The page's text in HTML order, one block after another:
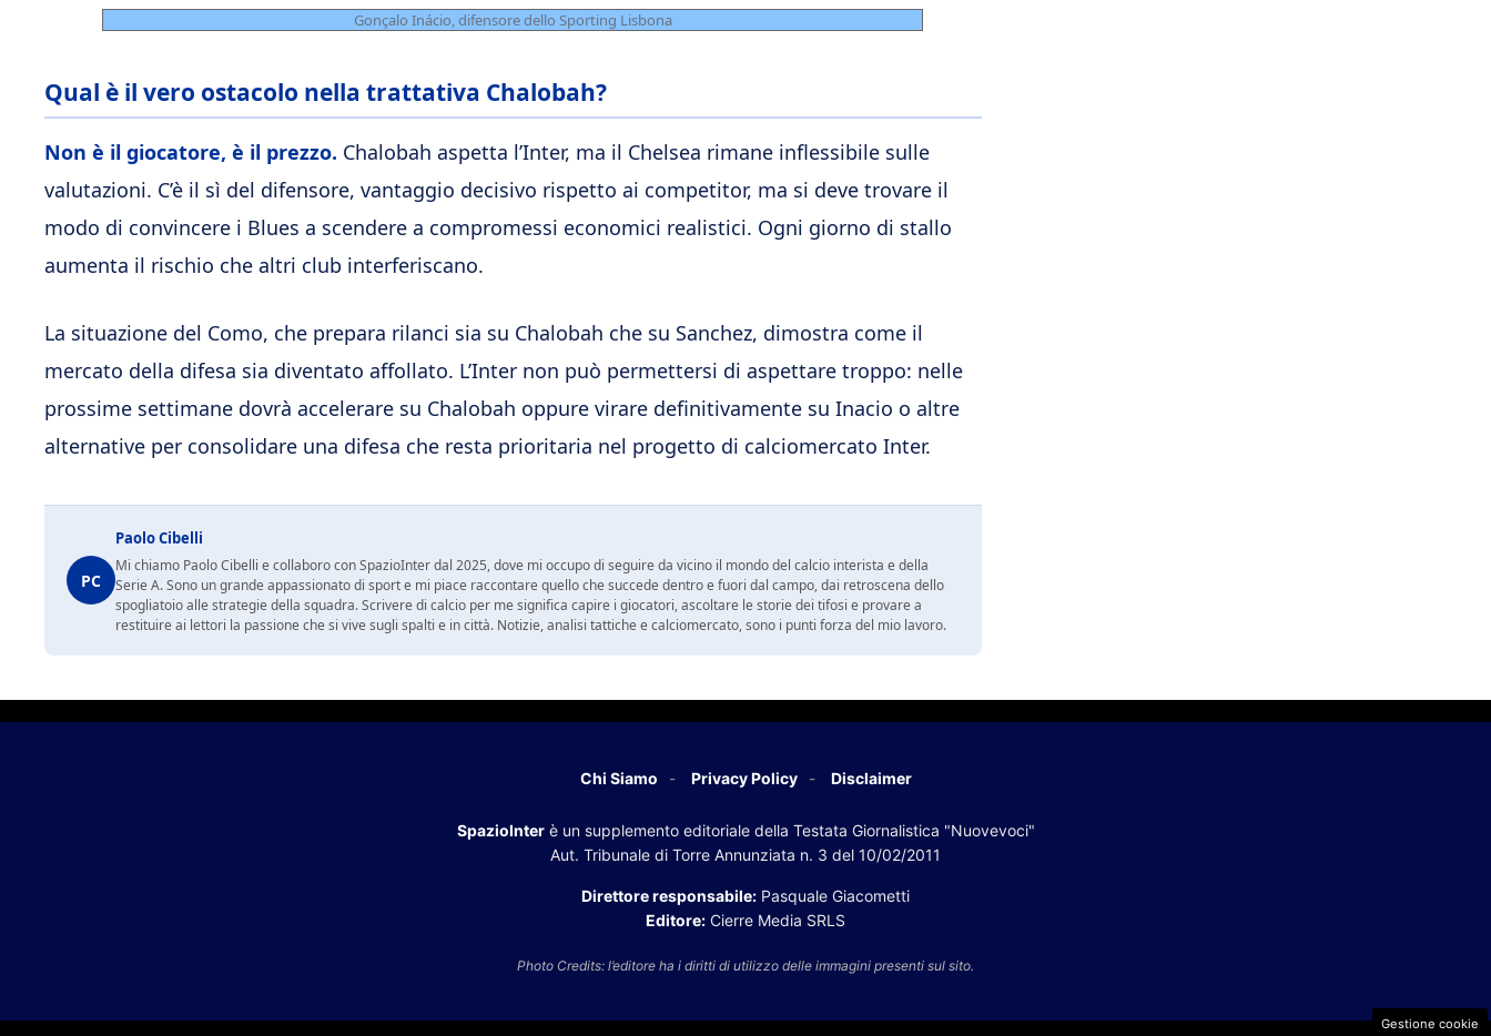
Gonçalo Inácio, difensore dello Sporting Lisbona
Qual è il vero ostacolo nella trattativa Chalobah?
Non è il giocatore, è il prezzo. Chalobah aspetta l’Inter, ma il Chelsea rimane inflessibile sulle
valutazioni. C’è il sì del difensore, vantaggio decisivo rispetto ai competitor, ma si deve trovare il
modo di convincere i Blues a scendere a compromessi economici realistici. Ogni giorno di stallo
aumenta il rischio che altri club interferiscano.
La situazione del Como, che prepara rilanci sia su Chalobah che su Sanchez, dimostra come il
mercato della difesa sia diventato affollato. L’Inter non può permettersi di aspettare troppo: nelle
prossime settimane dovrà accelerare su Chalobah oppure virare definitivamente su Inacio o altre
alternative per consolidare una difesa che resta prioritaria nel progetto di calciomercato Inter.
PC
Paolo Cibelli
Mi chiamo Paolo Cibelli e collaboro con SpazioInter dal 2025, dove mi occupo di seguire da vicino il mondo del calcio interista e della
Serie A. Sono un grande appassionato di sport e mi piace raccontare quello che succede dentro e fuori dal campo, dai retroscena dello
spogliatoio alle strategie della squadra. Scrivere di calcio per me significa capire i giocatori, ascoltare le storie dei tifosi e provare a
restituire ai lettori la passione che si vive sugli spalti e in città. Notizie, analisi tattiche e calciomercato, sono i punti forza del mio lavoro.
Chi Siamo Privacy Policy Disclaimer
SpazioInterè un supplemento editoriale della Testata Giornalistica "Nuovevoci"
Aut. Tribunale di Torre Annunziata n. 3 del 10/02/2011
Direttore responsabile: Pasquale Giacometti
Editore: Cierre Media SRLS
Photo Credits: l’editore ha i diritti di utilizzo delle immagini presenti sul sito.
Gestione cookie